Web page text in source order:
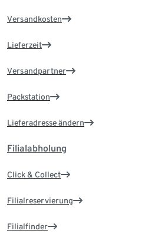
Versandkosten
Lieferzeit
Versandpartner
Packstation
Lieferadresse ändern
Filialabholung
Click & Collect
Filialreservierung
Filialfinder